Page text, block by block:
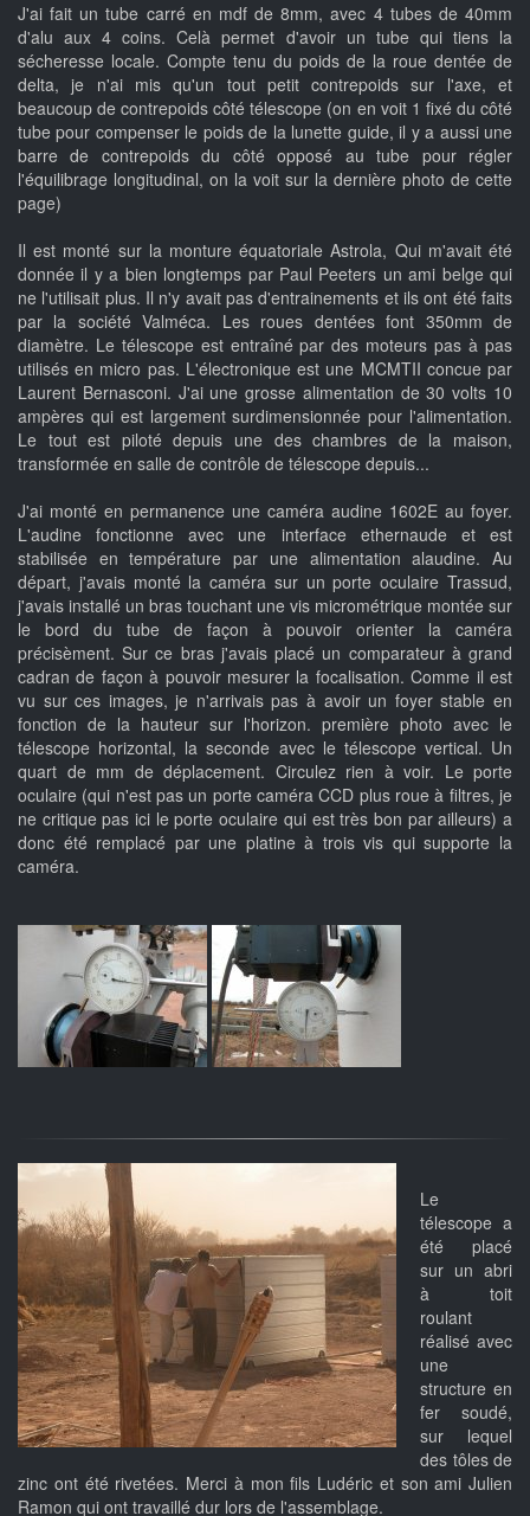
J'ai fait un tube carré en mdf de 8mm, avec 4 tubes de 40mm
d'alu aux 4 coins. Celà permet d'avoir un tube qui tiens la
sécheresse locale. Compte tenu du poids de la roue dentée de
delta, je n'ai mis qu'un tout petit contrepoids sur l'axe, et
beaucoup de contrepoids côté télescope (on en voit 1 fixé du côté
tube pour compenser le poids de la lunette guide, il y a aussi une
barre de contrepoids du côté opposé au tube pour régler
l'équilibrage longitudinal, on la voit sur la dernière photo de cette
page)
Il est monté sur la monture équatoriale Astrola, Qui m'avait été
donnée il y a bien longtemps par Paul Peeters un ami belge qui
ne l'utilisait plus. Il n'y avait pas d'entrainements et ils ont été faits
par la société Valméca. Les roues dentées font 350mm de
diamètre. Le télescope est entraîné par des moteurs pas à pas
utilisés en micro pas. L'électronique est une MCMTII concue par
Laurent Bernasconi. J'ai une grosse alimentation de 30 volts 10
ampères qui est largement surdimensionnée pour l'alimentation.
Le tout est piloté depuis une des chambres de la maison,
transformée en salle de contrôle de télescope depuis...
J'ai monté en permanence une caméra audine 1602E au foyer.
L'audine fonctionne avec une interface ethernaude et est
stabilisée en température par une alimentation alaudine. Au
départ, j'avais monté la caméra sur un porte oculaire Trassud,
j'avais installé un bras touchant une vis micrométrique montée sur
le bord du tube de façon à pouvoir orienter la caméra
précisèment. Sur ce bras j'avais placé un comparateur à grand
cadran de façon à pouvoir mesurer la focalisation. Comme il est
vu sur ces images, je n'arrivais pas à avoir un foyer stable en
fonction de la hauteur sur l'horizon. première photo avec le
télescope horizontal, la seconde avec le télescope vertical. Un
quart de mm de déplacement. Circulez rien à voir. Le porte
oculaire (qui n'est pas un porte caméra CCD plus roue à filtres, je
ne critique pas ici le porte oculaire qui est très bon par ailleurs) a
donc été remplacé par une platine à trois vis qui supporte la
caméra.
Le
télescope a
été placé
sur un abri
à toit
roulant
réalisé avec
une
structure en
fer soudé,
sur lequel
des tôles de
zinc ont été rivetées. Merci à mon fils Ludéric et son ami Julien
Ramon qui ont travaillé dur lors de l'assemblage.